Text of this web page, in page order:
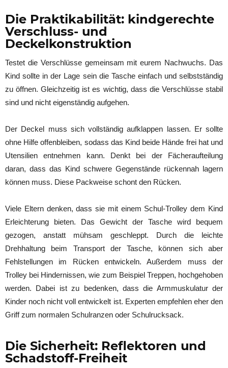
Die Praktikabilität: kindgerechte
Verschluss- und
Deckelkonstruktion
Testet die Verschlüsse gemeinsam mit eurem Nachwuchs. Das
Kind sollte in der Lage sein die Tasche einfach und selbstständig
zu öffnen. Gleichzeitig ist es wichtig, dass die Verschlüsse stabil
sind und nicht eigenständig aufgehen.
Der Deckel muss sich vollständig aufklappen lassen. Er sollte
ohne Hilfe offenbleiben, sodass das Kind beide Hände frei hat und
Utensilien entnehmen kann. Denkt bei der Fächeraufteilung
daran, dass das Kind schwere Gegenstände rückennah lagern
können muss. Diese Packweise schont den Rücken.
Viele Eltern denken, dass sie mit einem Schul-Trolley dem Kind
Erleichterung bieten. Das Gewicht der Tasche wird bequem
gezogen, anstatt mühsam geschleppt. Durch die leichte
Drehhaltung beim Transport der Tasche, können sich aber
Fehlstellungen im Rücken entwickeln. Außerdem muss der
Trolley bei Hindernissen, wie zum Beispiel Treppen, hochgehoben
werden. Dabei ist zu bedenken, dass die Armmuskulatur der
Kinder noch nicht voll entwickelt ist. Experten empfehlen eher den
Griff zum normalen Schulranzen oder Schulrucksack.
Die Sicherheit: Reflektoren und
Schadstoff-Freiheit